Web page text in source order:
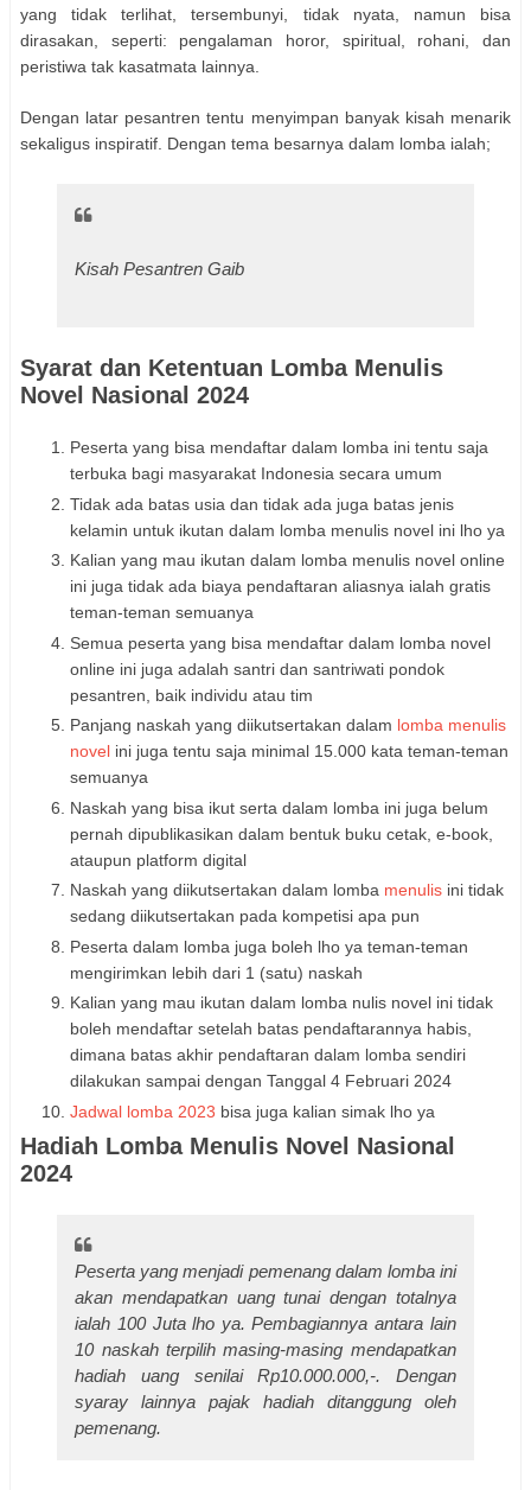
yang tidak terlihat, tersembunyi, tidak nyata, namun bisa
dirasakan, seperti: pengalaman horor, spiritual, rohani, dan
peristiwa tak kasatmata lainnya.
Dengan latar pesantren tentu menyimpan banyak kisah menarik
sekaligus inspiratif. Dengan tema besarnya dalam lomba ialah;
Kisah Pesantren Gaib
Syarat dan Ketentuan Lomba Menulis
Novel Nasional 2024
Peserta yang bisa mendaftar dalam lomba ini tentu saja
terbuka bagi masyarakat Indonesia secara umum
Tidak ada batas usia dan tidak ada juga batas jenis
kelamin untuk ikutan dalam lomba menulis novel ini lho ya
Kalian yang mau ikutan dalam lomba menulis novel online
ini juga tidak ada biaya pendaftaran aliasnya ialah gratis
teman-teman semuanya
Semua peserta yang bisa mendaftar dalam lomba novel
online ini juga adalah santri dan santriwati pondok
pesantren, baik individu atau tim
Panjang naskah yang diikutsertakan dalam lomba menulis
novel ini juga tentu saja minimal 15.000 kata teman-teman
semuanya
Naskah yang bisa ikut serta dalam lomba ini juga belum
pernah dipublikasikan dalam bentuk buku cetak, e-book,
ataupun platform digital
Naskah yang diikutsertakan dalam lomba menulis ini tidak
sedang diikutsertakan pada kompetisi apa pun
Peserta dalam lomba juga boleh lho ya teman-teman
mengirimkan lebih dari 1 (satu) naskah
Kalian yang mau ikutan dalam lomba nulis novel ini tidak
boleh mendaftar setelah batas pendaftarannya habis,
dimana batas akhir pendaftaran dalam lomba sendiri
dilakukan sampai dengan Tanggal 4 Februari 2024
Jadwal lomba 2023 bisa juga kalian simak lho ya
Hadiah Lomba Menulis Novel Nasional
2024
Peserta yang menjadi pemenang dalam lomba ini
akan mendapatkan uang tunai dengan totalnya
ialah 100 Juta lho ya. Pembagiannya antara lain
10 naskah terpilih masing-masing mendapatkan
hadiah uang senilai Rp10.000.000,-. Dengan
syaray lainnya pajak hadiah ditanggung oleh
pemenang.